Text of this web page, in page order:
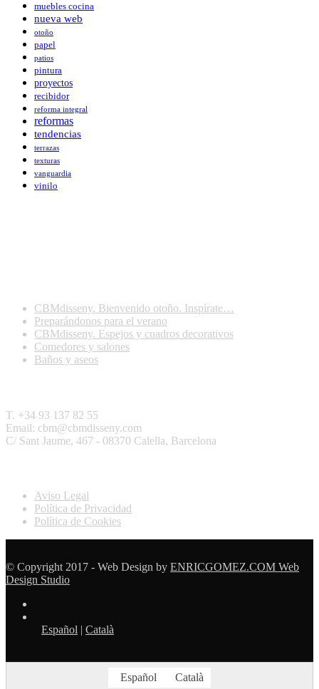
muebles cocina
nueva web
otoño
papel
patios
pintura
proyectos
recibidor
reforma integral
reformas
tendencias
terrazas
texturas
vanguardia
vinilo
CBMdisseny. Bienvenido otoño. Inspírate…
Preparándonos para el verano
CBMdisseny. Espejos y cuadros decorativos
Comedores y salones
Baños y aseos
T. +34 93 137 82 55
Email: cbm@cbmdisseny.com
C/ Sant Jaume, 467 - 08370 Calella, Barcelona
Aviso Legal
Política de Privacidad
Política de Cookies
© Copyright 2017 - Web Design by ENRICGOMEZ.COM Web
Design Studio
Español | Català
Español Català